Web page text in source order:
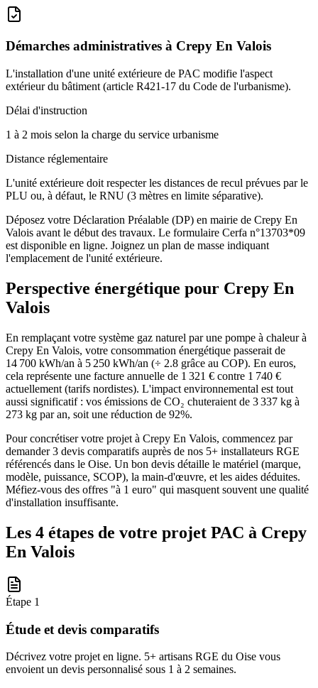
Démarches administratives à Crepy En Valois
L'installation d'une unité extérieure de PAC modifie l'aspect
extérieur du bâtiment (article R421-17 du Code de l'urbanisme).
Délai d'instruction
1 à 2 mois selon la charge du service urbanisme
Distance réglementaire
L'unité extérieure doit respecter les distances de recul prévues par le
PLU ou, à défaut, le RNU (3 mètres en limite séparative).
Déposez votre Déclaration Préalable (DP) en mairie de Crepy En
Valois avant le début des travaux. Le formulaire Cerfa n°13703*09
est disponible en ligne. Joignez un plan de masse indiquant
l'emplacement de l'unité extérieure.
Perspective énergétique pour Crepy En
Valois
En remplaçant votre système gaz naturel par une pompe à chaleur à
Crepy En Valois, votre consommation énergétique passerait de
14 700 kWh/an à 5 250 kWh/an (÷ 2.8 grâce au COP). En euros,
cela représente une facture annuelle de 1 321 € contre 1 740 €
actuellement (tarifs nordistes). L'impact environnemental est tout
aussi significatif : vos émissions de CO₂ chuteraient de 3 337 kg à
273 kg par an, soit une réduction de 92%.
Pour concrétiser votre projet à Crepy En Valois, commencez par
demander 3 devis comparatifs auprès de nos 5+ installateurs RGE
référencés dans le Oise. Un bon devis détaille le matériel (marque,
modèle, puissance, SCOP), la main-d'œuvre, et les aides déduites.
Méfiez-vous des offres "à 1 euro" qui masquent souvent une qualité
d'installation insuffisante.
Les 4 étapes de votre projet PAC à Crepy
En Valois
Étape 1
Étude et devis comparatifs
Décrivez votre projet en ligne. 5+ artisans RGE du Oise vous
envoient un devis personnalisé sous 1 à 2 semaines.